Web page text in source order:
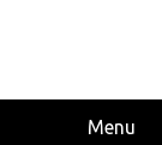
Menu